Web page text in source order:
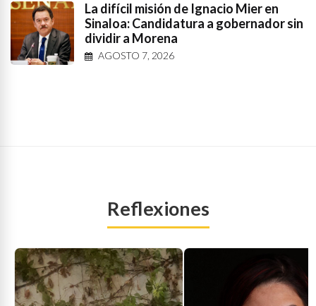
La difícil misión de Ignacio Mier en
Sinaloa: Candidatura a gobernador sin
dividir a Morena
AGOSTO 7, 2026
Reflexiones